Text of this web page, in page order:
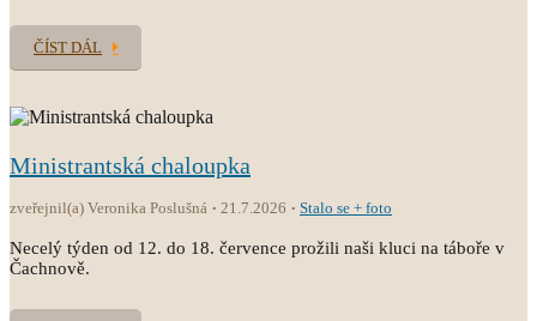
ČÍST DÁL
Ministrantská chaloupka
zveřejnil(a) Veronika Poslušná 21.7.2026 Stalo se + foto
Necelý týden od 12. do 18. července prožili naši kluci na táboře v
Čachnově.